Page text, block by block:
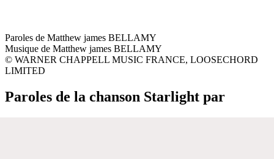
Paroles de Matthew james BELLAMY
Musique de Matthew james BELLAMY
© WARNER CHAPPELL MUSIC FRANCE, LOOSECHORD
LIMITED
Paroles de la chanson Starlight par